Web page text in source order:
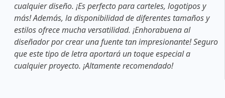
cualquier diseño. ¡Es perfecto para carteles, logotipos y
más! Además, la disponibilidad de diferentes tamaños y
estilos ofrece mucha versatilidad. ¡Enhorabuena al
diseñador por crear una fuente tan impresionante! Seguro
que este tipo de letra aportará un toque especial a
cualquier proyecto. ¡Altamente recomendado!